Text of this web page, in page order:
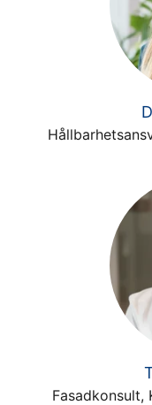
Fasadkonsult,